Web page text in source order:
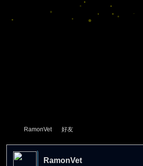
RamonVet 好友
RamonVet